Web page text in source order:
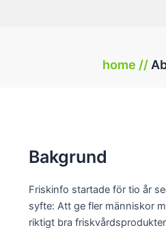
home //
Bakgrund
Friskinfo startade för tio år
syfte: Att ge fler människor
riktigt bra